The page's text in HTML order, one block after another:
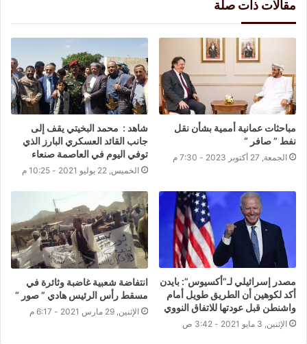
مقالات ذات صلة
مباحثات عمانية أممية بشأن نقل
نفط ” صافر “
الجمعة, 27 أكتوبر 2023 - 7:30 م
شاهد : محمد البخيتي يقف إلى
جانب القائد العسكري البارز الذي
توفي اليوم في العاصمة صنعاء
الخميس, 22 يوليو 2021 - 10:25 م
مصدر إسرائيلي لـ”أكسيوس”: بايدن
أكد لكوهين أن الطريق طويل أمام
واشنطن قبل عودتها للاتفاق النووي
الإثنين, 3 مايو 2021 - 3:42 ص
انتفاضة شعبية غاضبة وثائرة في
مسقط رأس الرئيس هادي ” صور “
الإثنين, 29 مارس 2021 - 6:17 م